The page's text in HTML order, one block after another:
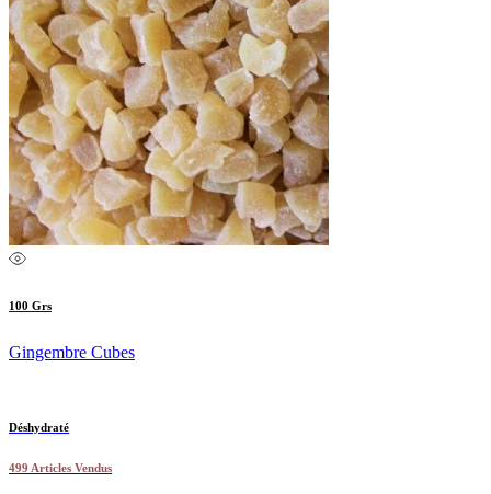
100 Grs
Gingembre Cubes
Déshydraté
499 Articles Vendus